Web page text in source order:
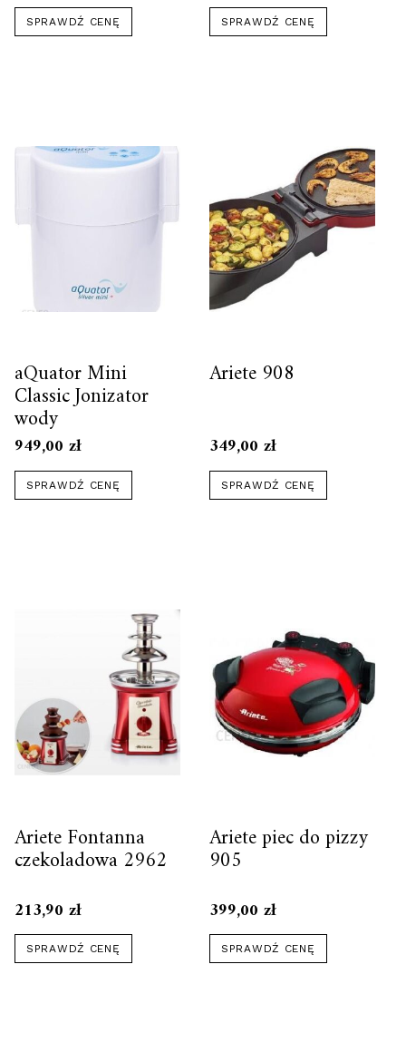
SPRAWDŹ CENĘ SPRAWDŹ CENĘ
aQuator Mini
Classic Jonizator
wody
949,00 zł
SPRAWDŹ CENĘ
Ariete 908
349,00zł
SPRAWDŹ CENĘ
Ariete Fontanna
czekoladowa 2962
213,90 zł
SPRAWDŹ CENĘ
Ariete piec do pizzy
905
399,00zł
SPRAWDŹ CENĘ